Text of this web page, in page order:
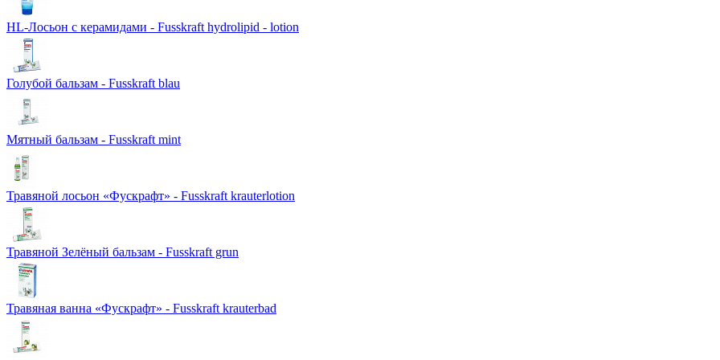
HL-Лосьон с керамидами - Fusskraft hydrolipid - lotion
Голубой бальзам - Fusskraft blau
Мятный бальзам - Fusskraft mint
Травяной лосьон «Фускрафт» - Fusskraft krauterlotion
Травяной Зелёный бальзам - Fusskraft grun
Травяная ванна «Фускрафт» - Fusskraft krauterbad